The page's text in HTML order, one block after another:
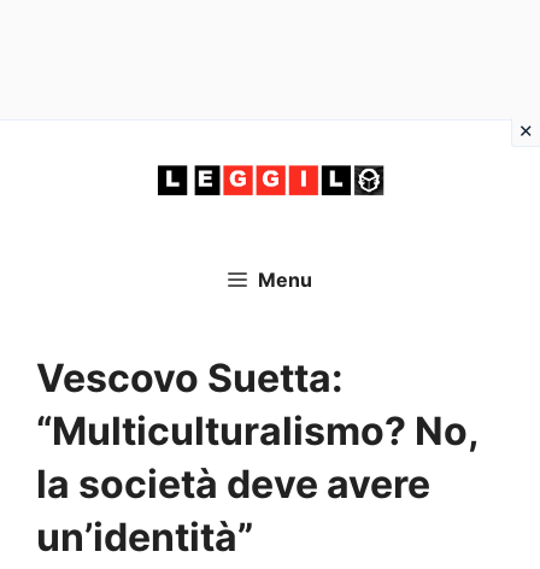
Menu
Vescovo Suetta:
“Multiculturalismo? No,
la società deve avere
un’identità”